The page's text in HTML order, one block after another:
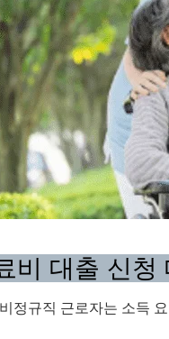
비 대출 신청
정규직 근로자는 소득